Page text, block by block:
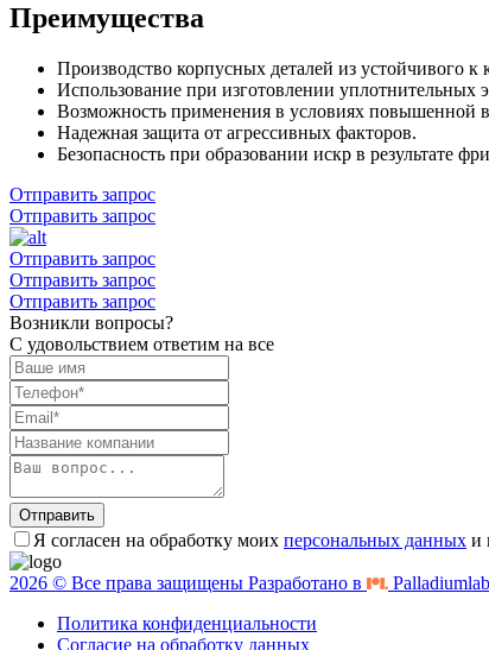
Преимущества
Производство корпусных деталей из устойчивого
Использование при изготовлении
Возможность применения в условиях повышенной
Надежная защита от агрессивных факторов.
Безопасность при образовании искр в результате
Отправить запрос
Отправить запрос
Отправить запрос
Отправить запрос
Отправить запрос
Возникли вопросы?
С удовольствием ответим на все
Отправить
Я согласен на обработку моих персональных данных и
2026 © Все права защищены Разработано в
Palladiumlab
Политика конфиденциальности
Согласие на обработку данных